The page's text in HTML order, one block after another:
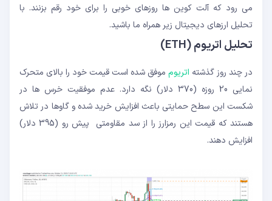
می رود که آلت کوین ها روزهای خوبی را برای خود رقم بزنند. با
تحلیل ارزهای دیجیتال زیر همراه ما باشید.
تحلیل اتریوم (ETH)
در چند روز گذشته اتریوم موفق شده است قیمت خود را بالای متحرک
نمایی 20 روزه (370 دلار) نگه دارد. عدم موفقیت خرس ها در
شکست این سطح حمایتی باعث افزایش خرید شده و گاوها در تلاش
هستند که قیمت این رمزارز را از سد مقاومتی پیش رو (395 دلار)
افزایش دهند.